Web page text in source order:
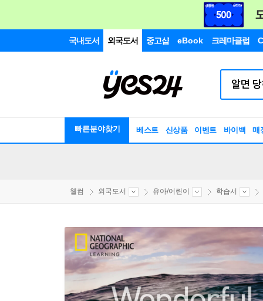
국내도서 외국도서 중고샵 eBook 크레마클럽
빠른분야찾기 베스트 신상품 이벤트 바이백 매
웰컴 외국도서 유아/어린이 학습서